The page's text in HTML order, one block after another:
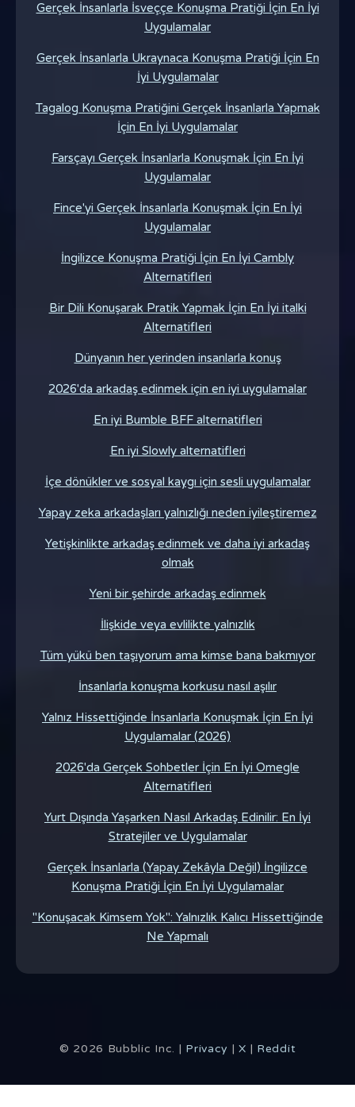
Gerçek İnsanlarla İsveççe Konuşma Pratiği İçin En İyi
Uygulamalar
Gerçek İnsanlarla Ukraynaca Konuşma Pratiği İçin En
İyi Uygulamalar
Tagalog Konuşma Pratiğini Gerçek İnsanlarla Yapmak
İçin En İyi Uygulamalar
Farsçayı Gerçek İnsanlarla Konuşmak İçin En İyi
Uygulamalar
Fince'yi Gerçek İnsanlarla Konuşmak İçin En İyi
Uygulamalar
İngilizce Konuşma Pratiği İçin En İyi Cambly
Alternatifleri
Bir Dili Konuşarak Pratik Yapmak İçin En İyi italki
Alternatifleri
Dünyanın her yerinden insanlarla konuş
2026'da arkadaş edinmek için en iyi uygulamalar
En iyi Bumble BFF alternatifleri
En iyi Slowly alternatifleri
İçe dönükler ve sosyal kaygı için sesli uygulamalar
Yapay zeka arkadaşları yalnızlığı neden iyileştiremez
Yetişkinlikte arkadaş edinmek ve daha iyi arkadaş
olmak
Yeni bir şehirde arkadaş edinmek
İlişkide veya evlilikte yalnızlık
Tüm yükü ben taşıyorum ama kimse bana bakmıyor
İnsanlarla konuşma korkusu nasıl aşılır
Yalnız Hissettiğinde İnsanlarla Konuşmak İçin En İyi
Uygulamalar (2026)
2026'da Gerçek Sohbetler İçin En İyi Omegle
Alternatifleri
Yurt Dışında Yaşarken Nasıl Arkadaş Edinilir: En İyi
Stratejiler ve Uygulamalar
Gerçek İnsanlarla (Yapay Zekâyla Değil) İngilizce
Konuşma Pratiği İçin En İyi Uygulamalar
"Konuşacak Kimsem Yok": Yalnızlık Kalıcı Hissettiğinde
Ne Yapmalı
© 2026 Bubblic Inc. | Privacy |X Reddit